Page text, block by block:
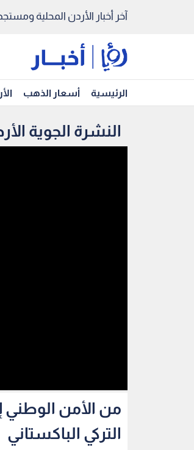
آخر أخبار الأردن المحلية
الرئيسية أسعار الذهب
النشرة الجوية الأردنية
من الأمن الوطني
التركي الباكستاني